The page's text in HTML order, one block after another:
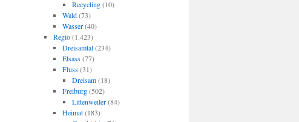
Recycling(10)
Wald(73)
Wasser(40)
Regio(1.423)
Dreisamtal(234)
Elsass(77)
Fluss(31)
Dreisam(18)
Freiburg(502)
Littenweiler(84)
Heimat(183)